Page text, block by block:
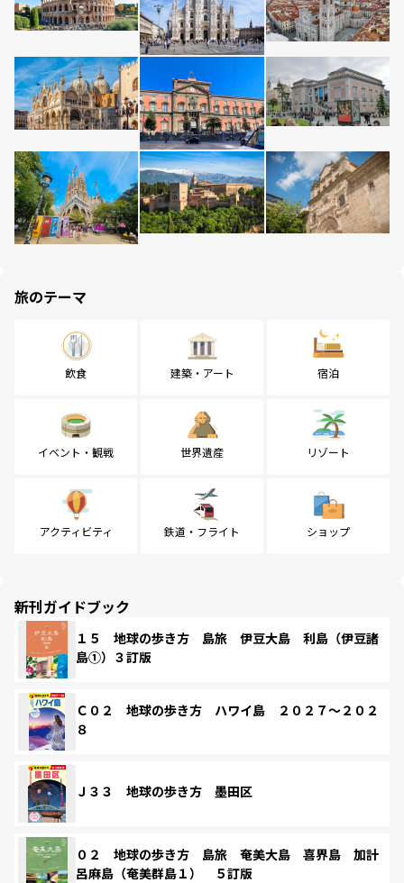
旅のテーマ
飲食 建築・アート 宿泊
イベント・観戦 世界遺産 リゾート
アクティビティ 鉄道・フライト ショップ
新刊ガイドブック
１５ 地球の歩き方 島旅 伊豆大島 利島（伊豆諸
島①）３訂版
Ｃ０２ 地球の歩き方 ハワイ島 ２０２７～２０２
８
Ｊ３３ 地球の歩き方 墨田区
０２ 地球の歩き方 島旅 奄美大島 喜界島 加計
呂麻島（奄美群島１） ５訂版